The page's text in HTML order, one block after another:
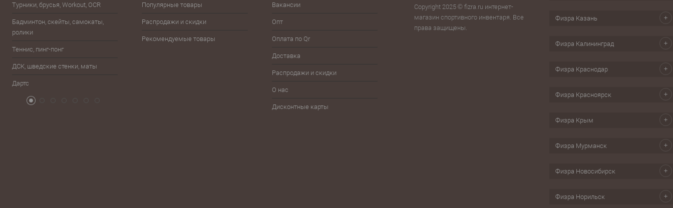
Турники, брусья, Workout, OCR
Бадминтон, скейты, самокаты,
ролики
Теннис, пинг-понг
ДСК, шведские стенки, маты
Дартс
Шахматы, шашки, лото, домино,
Спортпит, бутылки, шейкеры
Скамьи, стойки, тренажеры
Туризм
Настольные игры
Скандинавская ходьба
Популярные товары
Распродажи и скидки
Рекомендуемые товары
Вакансии
Опт
Оплата по Qr
Доставка
Распродажи и скидки
О нас
Дисконтные карты
Copyright 2025 © fizra.ru интернет-
магазин спортивного инвентаря. Все
права защищены.
Физра Казань
Физра Калининград
Физра Краснодар
Физра Красноярск
Физра Крым
Физра Мурманск
Физра Новосибирск
Физра Норильск